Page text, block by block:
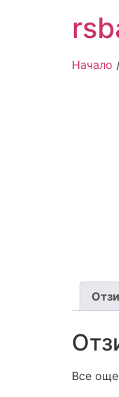
съдържанието
Начало
Все